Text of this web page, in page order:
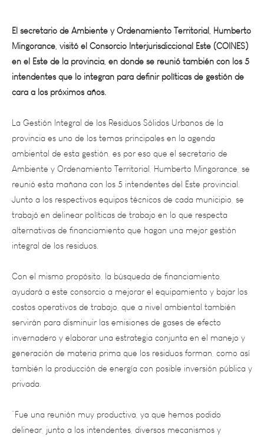
Mingorance, visitó el Consorcio Interjurisdiccional Este (COINES)
en el Este de la provincia, en donde se reunió también con los 5
intendentes que lo integran para definir políticas de gestión de
cara a los próximos años.
La Gestión Integral de los Residuos Sólidos Urbanos de la
provincia es uno de los temas principales en la agenda
ambiental de esta gestión, es por eso que el secretario de
Ambiente y Ordenamiento Territorial, Humberto Mingorance, se
reunió esta mañana con los 5 intendentes del Este provincial.
Junto a los respectivos equipos técnicos de cada municipio, se
trabajó en delinear políticas de trabajo en lo que respecta
alternativas de financiamiento que hagan una mejor gestión
integral de los residuos.
Con el mismo propósito, la búsqueda de financiamiento,
ayudará a este consorcio a mejorar el equipamiento y bajar los
costos operativos de trabajo, que a nivel ambiental también
servirán para disminuir las emisiones de gases de efecto
invernadero y elaborar una estrategia conjunta en el manejo y
generación de materia prima que los residuos forman, como así
también la producción de energía con posible inversión pública y
privada.
“Fue una reunión muy productiva, ya que hemos podido
delinear, junto a los intendentes, diversos mecanismos y
propuestas de trabajo que permitirán hacer una mejora